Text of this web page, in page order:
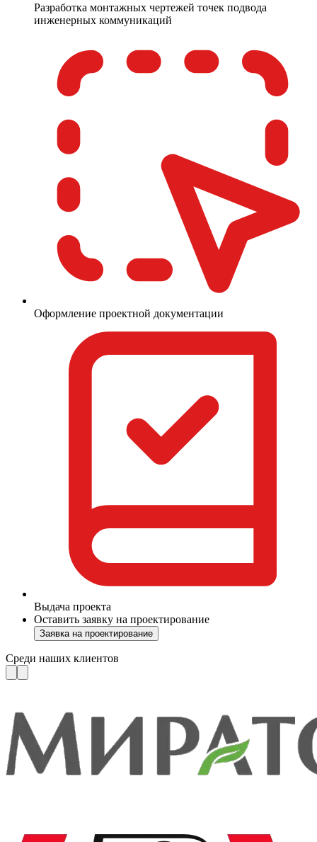
Разработка монтажных чертежей точек подвода
инженерных коммуникаций
Оформление проектной документации
Выдача проекта
Оставить заявку на проектирование
Заявка на проектирование
Среди наших клиентов